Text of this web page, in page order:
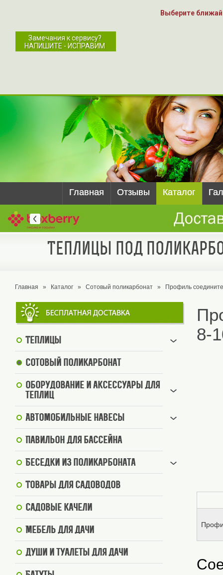
Выберите
Замечания к сервису?
НАПИШИТЕ - ИСПРАВИМ
Главная Отзывы Каталог
Теплицы под
Главная » Каталог » Сотовый поликарбонат » Профиль
Теплицы
Сотовый поликарбонат
Оборудование и аксессуары для
теплиц
Автомобильные навесы
Павильон для бассейна
Беседки из поликарбоната
Товары для садоводов
Садовые качели
Мебель для дачи
Души и туалеты для дачи
8-